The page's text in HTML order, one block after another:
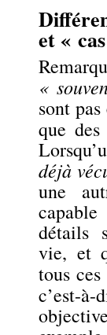
et «
«
sont
que des
déjà
une
détails
vie, et
tous ces
c’est-à-